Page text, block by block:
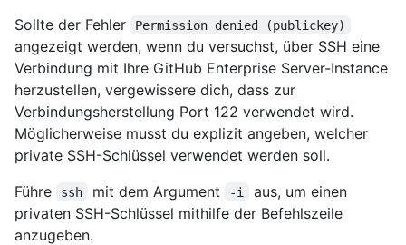
Sollte der Fehler Permission denied (publickey)
angezeigt werden, wenn du versuchst, über SSH eine
Verbindung mit Ihre GitHub Enterprise Server-Instance
herzustellen, vergewissere dich, dass zur
Verbindungsherstellung Port 122 verwendet wird.
Möglicherweise musst du explizit angeben, welcher
private SSH-Schlüssel verwendet werden soll.
Führe
ssh mit dem Argument -i
aus, um einen
privaten SSH-Schlüssel mithilfe der Befehlszeile
anzugeben.